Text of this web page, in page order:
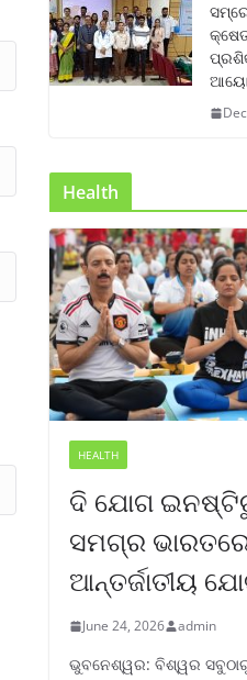
Health
HEALTH
ଦି ଯୋଗ
ସମଗ୍ର
ଆନ୍ତର୍ଜାତୀୟ
June 24, 2026 admin
ଭୁବନେଶ୍ୱର: ବିଶ୍ୱର